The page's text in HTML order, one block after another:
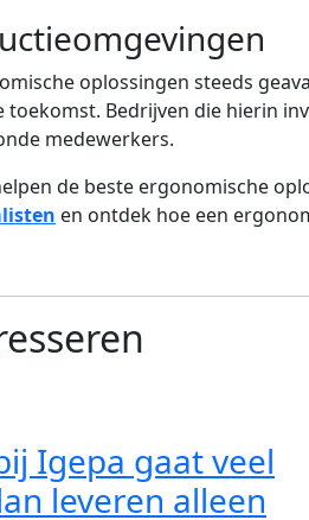
oplossingen steeds
Bedrijven die hierin
medewerkers.
de beste ergonomische
en ontdek hoe een
Igepa gaat veel
leveren alleen